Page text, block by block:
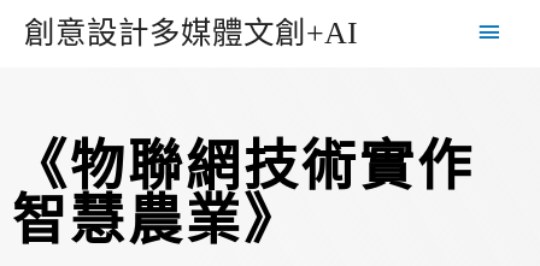
創意設計多媒體文創+AI
《物聯網技術實作
智慧農業》